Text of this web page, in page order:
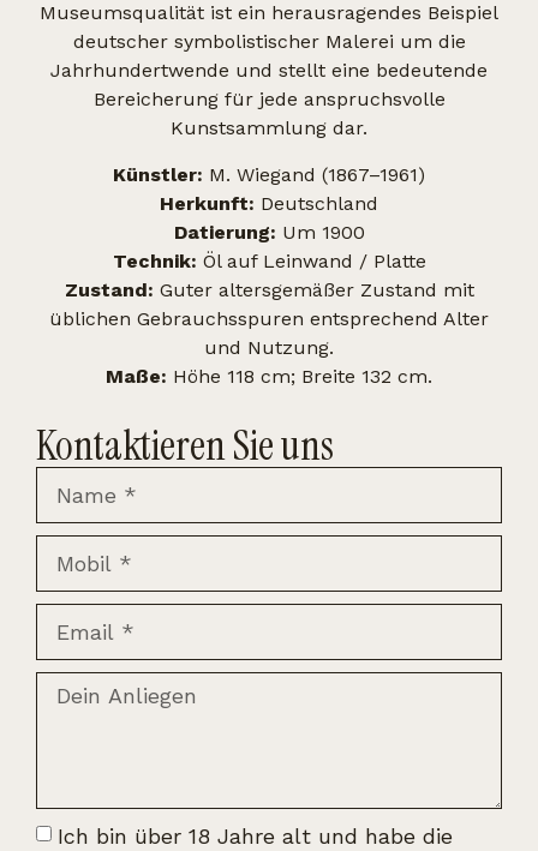
Museumsqualität ist ein herausragendes Beispiel
deutscher symbolistischer Malerei um die
Jahrhundertwende und stellt eine bedeutende
Bereicherung für jede anspruchsvolle
Kunstsammlung dar.
Künstler: M. Wiegand (1867–1961)
Herkunft: Deutschland
Datierung: Um 1900
Technik: Öl auf Leinwand / Platte
Zustand: Guter altersgemäßer Zustand mit
üblichen Gebrauchsspuren entsprechend Alter
und Nutzung.
Maße: Höhe 118 cm; Breite 132 cm.
Kontaktieren Sie uns
Ich bin über 18 Jahre alt und habe die